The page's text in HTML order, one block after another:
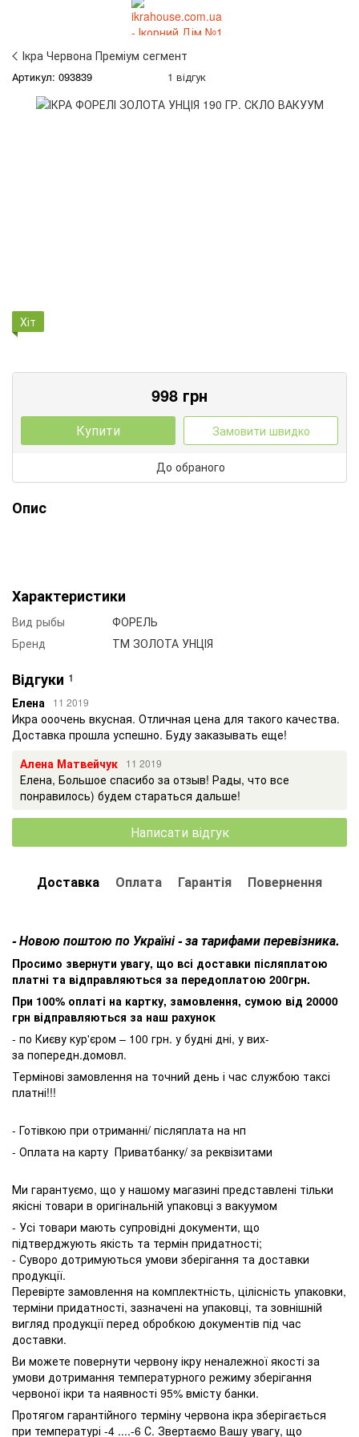
Ікра Червона Преміум сегмент
Артикул: 093839 1 відгук
Хіт
998 грн
Купити Замовити швидко
До обраного
Опис
Характеристики
Вид рыбы
ФОРЕЛЬ
Бренд
ТМ ЗОЛОТА УНЦІЯ
Відгуки 1
Елена 11 2019
Икра ооочень вкусная. Отличная цена для такого качества.
Доставка прошла успешно. Буду заказывать еще!
Алена Матвейчук
11 2019
Елена, Большое спасибо за отзыв! Рады, что все
понравилось) будем стараться дальше!
Написати відгук
Доставка Оплата Гарантія Повернення
- Новою поштою по Україні - за тарифами перевізника.
Просимо звернути увагу, що всі доставки післяплатою
платні та відправляються за передоплатою 200грн.
При 100% оплаті на картку, замовлення, сумою від 20000
грн відправляються за наш рахунок
- по Києву кур'єром – 100 грн. у будні дні, у вих-
за попередн.домовл.
Термінові замовлення на точний день і час службою таксі
платні!!!
- Готівкою при отриманні/ післяплата на нп
- Оплата на карту Приватбанку/ за реквізитами
Ми гарантуємо, що у нашому магазині представлені тільки
якісні товари в оригінальній упаковці з вакуумом
- Усі товари мають супровідні документи, що
підтверджують якість та термін придатності;
- Суворо дотримуються умови зберігання та доставки
продукції.
Перевірте замовлення на комплектність, цілісність упаковки,
терміни придатності, зазначені на упаковці, та зовнішній
вигляд продукції перед обробкою документів під час
доставки.
Ви можете повернути червону ікру неналежної якості за
умови дотримання температурного режиму зберігання
червоної ікри та наявності 95% вмісту банки.
Протягом гарантійного терміну червона ікра зберігається
при температурі -4 ....-6 С. Звертаємо Вашу увагу, що